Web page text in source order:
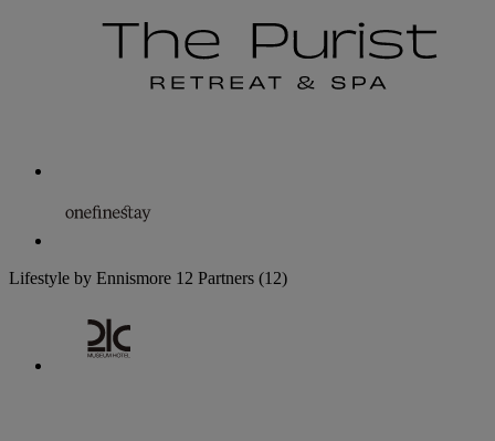
Lifestyle by Ennismore 12 Partners (12)